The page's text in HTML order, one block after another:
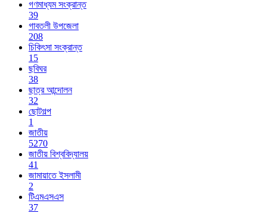
গণমাধ্যম সংক্রান্ত
39
গাবতলী উপজেলা
208
চিকিৎসা সংক্রান্ত
15
ছবিঘর
38
ছাত্র আন্দোলন
32
ছোটগল্প
1
জাতীয়
5270
জাতীয় বিশ্ববিদ্যালয়
41
জামায়াতে ইসলামী
2
টিএমএসএস
37